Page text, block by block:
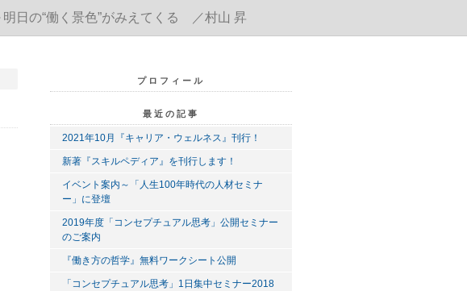
日の“働く景色”がみえてくる ／村山 昇
プロフィール
最近の記事
2021年10月『キャリア・ウェルネス』刊行！
新著『スキルペディア』を刊行します！
イベント案内～「人生100年時代の人材セミナ
ー」に登壇
2019年度「コンセプチュアル思考」公開セミナー
のご案内
『働き方の哲学』無料ワークシート公開
「コンセプチュアル思考」1日集中セミナー2018